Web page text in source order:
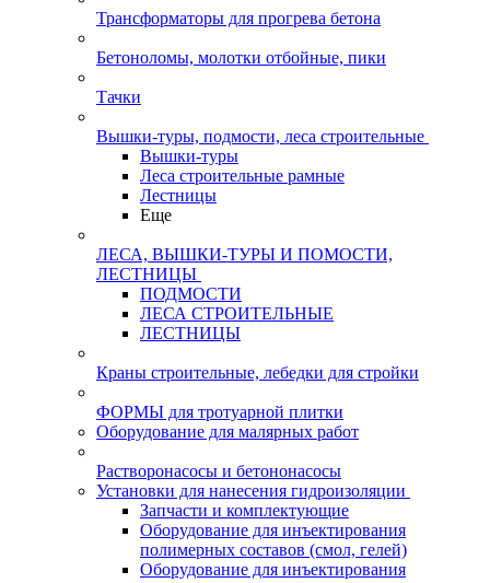
Трансформаторы для прогрева бетона
Бетоноломы, молотки отбойные, пики
Тачки
Вышки-туры, подмости, леса строительные
Вышки-туры
Леса строительные рамные
Лестницы
Еще
ЛЕСА, ВЫШКИ-ТУРЫ И ПОМОСТИ,
ЛЕСТНИЦЫ
ПОДМОСТИ
ЛЕСА СТРОИТЕЛЬНЫЕ
ЛЕСТНИЦЫ
Краны строительные, лебедки для стройки
ФОРМЫ для тротуарной плитки
Оборудование для малярных работ
Растворонасосы и бетононасосы
Установки для нанесения гидроизоляции
Запчасти и комплектующие
Оборудование для инъектирования
полимерных составов (смол, гелей)
Оборудование для инъектирования